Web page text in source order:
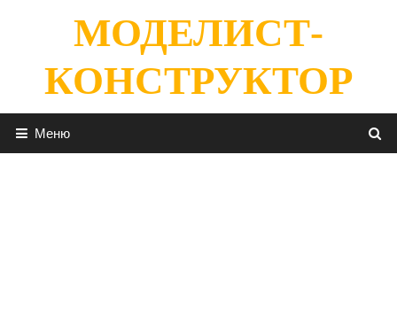
содержимомуМОДЕЛИСТ-
КОНСТРУКТОР
Меню